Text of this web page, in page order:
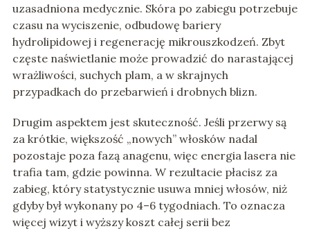
uzasadniona medycznie. Skóra po zabiegu potrzebuje
czasu na wyciszenie, odbudowę bariery
hydrolipidowej i regenerację mikrouszkodzeń. Zbyt
częste naświetlanie może prowadzić do narastającej
wrażliwości, suchych plam, a w skrajnych
przypadkach do przebarwień i drobnych blizn.
Drugim aspektem jest skuteczność. Jeśli przerwy są
za krótkie, większość „nowych” włosków nadal
pozostaje poza fazą anagenu, więc energia lasera nie
trafia tam, gdzie powinna. W rezultacie płacisz za
zabieg, który statystycznie usuwa mniej włosów, niż
gdyby był wykonany po 4–6 tygodniach. To oznacza
więcej wizyt i wyższy koszt całej serii bez